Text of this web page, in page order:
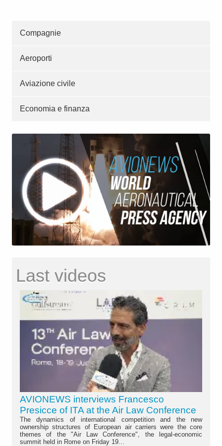
Compagnie
Aeroporti
Aviazione civile
Economia e finanza
Last videos
AVIONEWS interviews Francesco
Presicce of ITA at the Air Law Conference
The dynamics of international competition and the new
ownership structures of European air carriers were the core
themes of the "Air Law Conference", the legal-economic
summit held in Rome on Friday 19...